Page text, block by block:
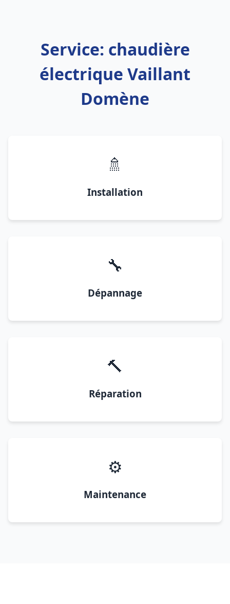
Service: chaudière
électrique Vaillant
Domène
🚿
Installation
🔧
Dépannage
🔨
Réparation
⚙️
Maintenance